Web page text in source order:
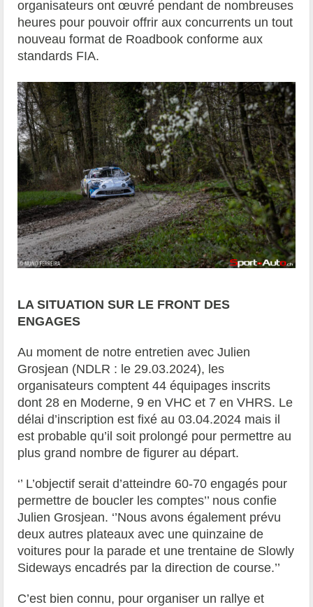
organisateurs ont œuvré pendant de nombreuses
heures pour pouvoir offrir aux concurrents un tout
nouveau format de Roadbook conforme aux
standards FIA.
LA SITUATION SUR LE FRONT DES
ENGAGES
Au moment de notre entretien avec Julien
Grosjean (NDLR : le 29.03.2024), les
organisateurs comptent 44 équipages inscrits
dont 28 en Moderne, 9 en VHC et 7 en VHRS. Le
délai d’inscription est fixé au 03.04.2024 mais il
est probable qu’il soit prolongé pour permettre au
plus grand nombre de figurer au départ.
‘’ L’objectif serait d’atteindre 60-70 engagés pour
permettre de boucler les comptes’’ nous confie
Julien Grosjean. ‘’Nous avons également prévu
deux autres plateaux avec une quinzaine de
voitures pour la parade et une trentaine de Slowly
Sideways encadrés par la direction de course.’’
C’est bien connu, pour organiser un rallye et